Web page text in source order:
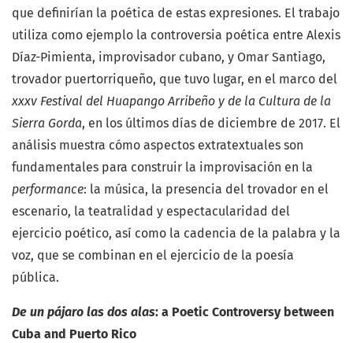
que definirían la poética de estas expresiones. El trabajo
utiliza como ejemplo la controversia poética entre Alexis
Díaz-Pimienta, improvisador cubano, y Omar Santiago,
trovador puertorriqueño, que tuvo lugar, en el marco del
xxxv Festival del Huapango Arribeño y de la Cultura de la
Sierra Gorda, en los últimos días de diciembre de 2017. El
análisis muestra cómo aspectos extratextuales son
fundamentales para construir la improvisación en la
performance: la música, la presencia del trovador en el
escenario, la teatralidad y espectacularidad del
ejercicio poético, así como la cadencia de la palabra y la
voz, que se combinan en el ejercicio de la poesía
pública.
De un pájaro las dos alas: a Poetic Controversy between
Cuba and Puerto Rico